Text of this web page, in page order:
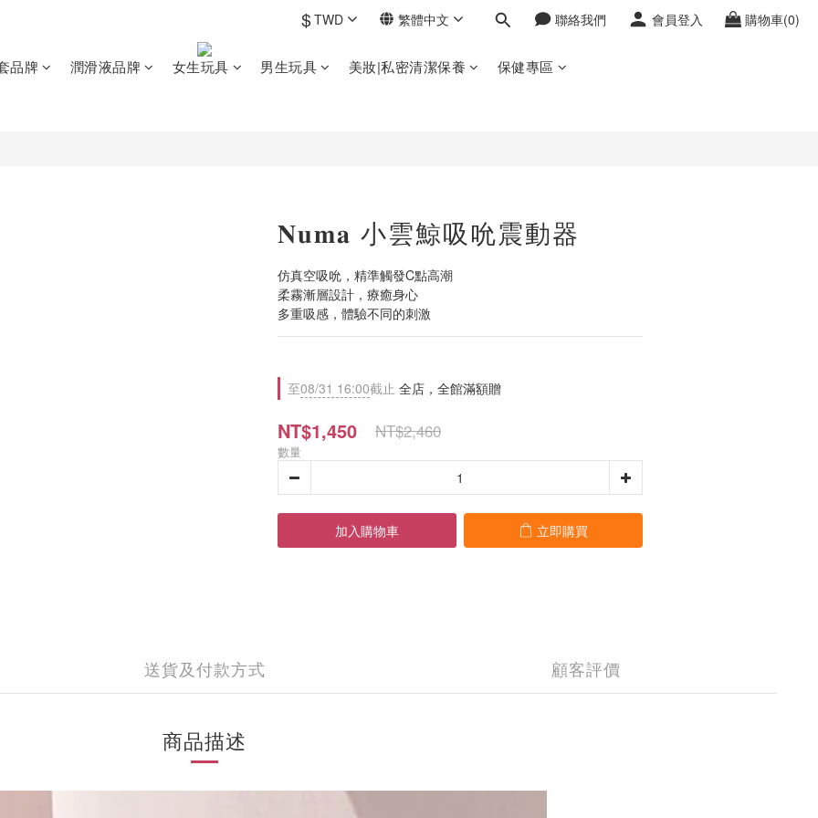
$TWD 繁體中文 聯絡我們 會員登入 購物車(0)
品牌 潤滑液品牌 女生玩具 男生玩具 美妝|私密清潔保養 保健專區
𝐍𝐮𝐦𝐚 小雲鯨吸吮震動器
仿真空吸吮，精準觸發C點高潮
柔霧漸層設計，療癒身心
多重吸感，體驗不同的刺激
至08/31 16:00截止 全店，全館滿額贈
NT$1,450 NT$2,460
數量
加入購物車 立即購買
送貨及付款方式 顧客評價
商品描述
立即購買